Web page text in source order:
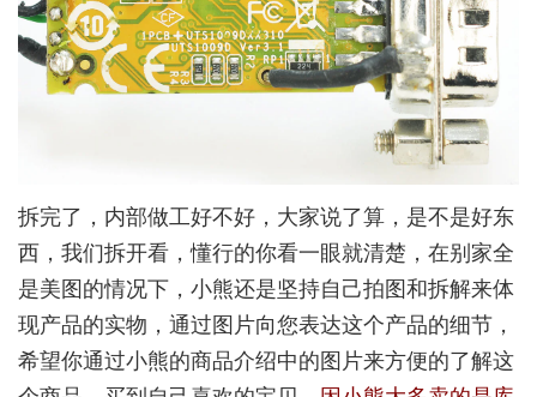
拆完了，内部做工好不好，大家说了算，是不是好东
西，我们拆开看，懂行的你看一眼就清楚，在别家全
是美图的情况下，小熊还是坚持自己拍图和拆解来体
现产品的实物，通过图片向您表达这个产品的细节，
希望你通过小熊的商品介绍中的图片来方便的了解这